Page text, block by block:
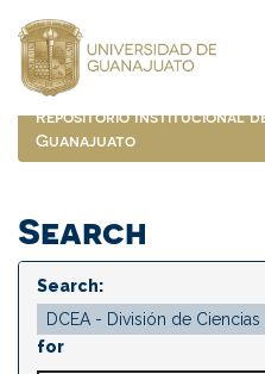
navigation
Repositorio Institucional
Guanajuato
Search
Search:
for